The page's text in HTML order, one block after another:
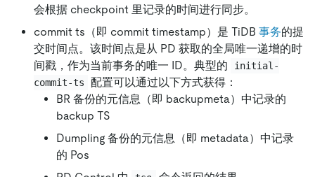
会根据 checkpoint 里记录的时间进行同步。
commit ts（即 commit timestamp）是 TiDB 事务的提
交时间点。该时间点是从 PD 获取的全局唯一递增的时
间戳，作为当前事务的唯一 ID。典型的
initial-
commit-ts
配置可以通过以下方式获得：
BR 备份的元信息（即 backupmeta）中记录的
backup TS
Dumpling 备份的元信息（即 metadata）中记录
的 Pos